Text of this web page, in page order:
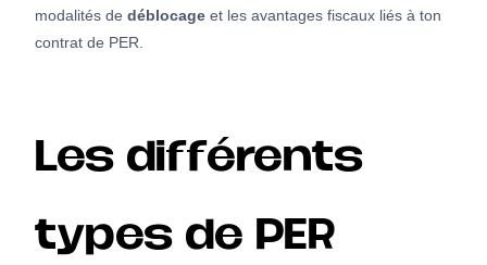
modalités de déblocage et les avantages fiscaux liés à ton
contrat de PER.
Les différents
types de PER